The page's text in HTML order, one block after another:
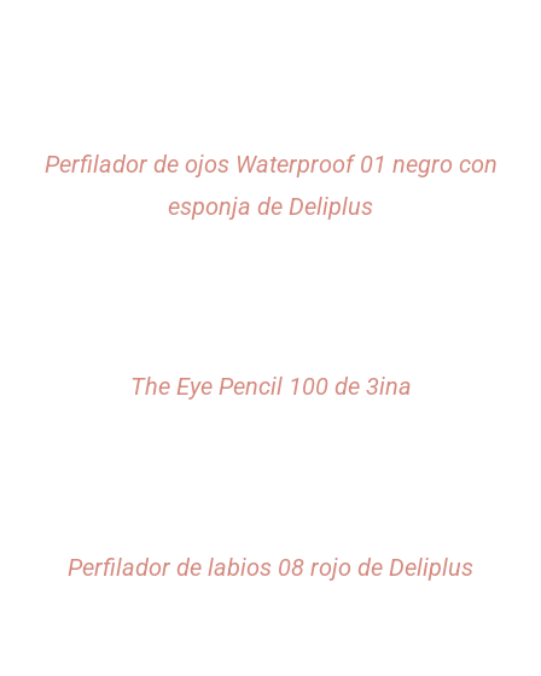
Perfilador de ojos Waterproof 01 negro con
esponja de Deliplus
The Eye Pencil 100 de 3ina
Perfilador de labios 08 rojo de Deliplus